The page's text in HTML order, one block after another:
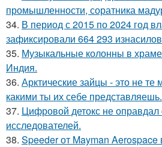
промышленности, соратника
34. В период с 2015 по 2024 год
зафиксировали 664 293
35. Музыкальные колонны в
Индия.
36. Арктические зайцы - это не
какими ты их себе представляешь.
37. Цифровой детокс не
исследователей.
38. Speeder от Mayman Aerospace